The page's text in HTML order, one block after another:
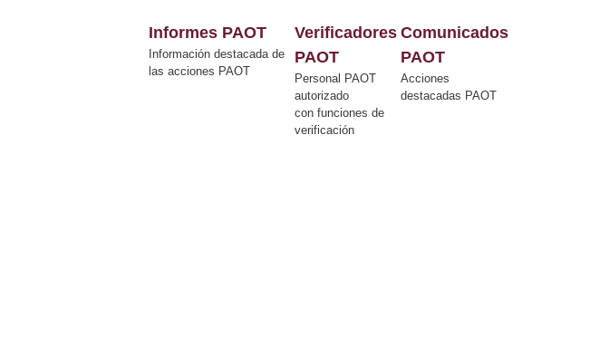
Informes PAOT
Información destacada de
las acciones PAOT
Verificadores
PAOT
Personal PAOT
autorizado
con funciones de
verificación
Comunicados
PAOT
Acciones
destacadas PAOT